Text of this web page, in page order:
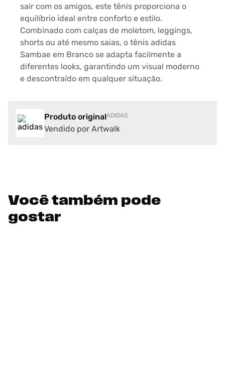
sair com os amigos, este tênis proporciona o
equilíbrio ideal entre conforto e estilo.
Combinado com calças de moletom, leggings,
shorts ou até mesmo saias, o tênis adidas
Sambae em Branco se adapta facilmente a
diferentes looks, garantindo um visual moderno
e descontraído em qualquer situação.
Produto originalADIDAS
Vendido por Artwalk
Você também pode
gostar